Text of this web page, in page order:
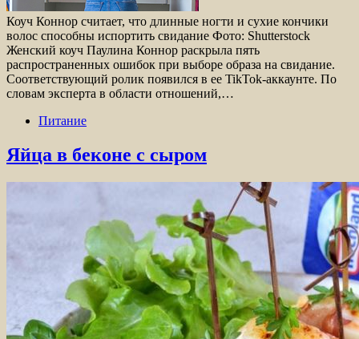
Коуч Коннор считает, что длинные ногти и сухие кончики
волос способны испортить свидание Фото: Shutterstock
Женский коуч Паулина Коннор раскрыла пять
распространенных ошибок при выборе образа на свидание.
Соответствующий ролик появился в ее TikTok-аккаунте. По
словам эксперта в области отношений,…
Питание
Яйца в беконе с сыром